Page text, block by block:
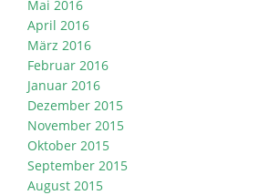
Mai 2016
April 2016
März 2016
Februar 2016
Januar 2016
Dezember 2015
November 2015
Oktober 2015
September 2015
August 2015